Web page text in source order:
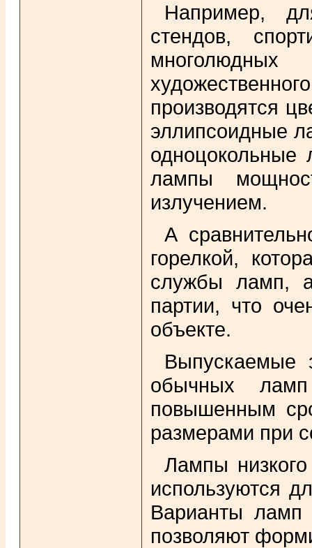
Например,
стендов,
производятся
эллипсоидные
лампы
излучением.
А
горелкой,
службы ламп,
партии, что
объекте.
Выпускаемые
обычных ламп
повышенным
размерами при
Лампы
используются
Варианты
позволяют